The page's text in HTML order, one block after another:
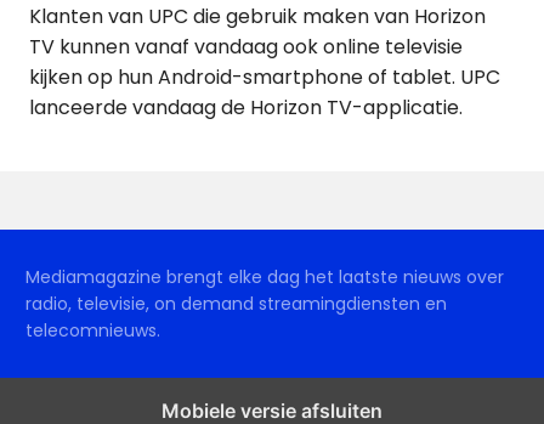
Klanten van UPC die gebruik maken van Horizon
TV kunnen vanaf vandaag ook online televisie
kijken op hun Android-smartphone of tablet. UPC
lanceerde vandaag de Horizon TV-applicatie.
Mediamagazine brengt elke dag het laatste nieuws over
radio, televisie, on demand streamingdiensten en
telecomnieuws.
Mobiele versie afsluiten